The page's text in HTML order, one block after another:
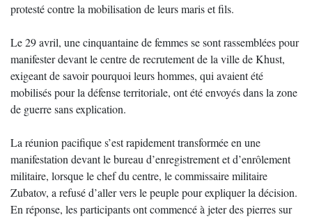
protesté contre la mobilisation de leurs maris et fils.
Le 29 avril, une cinquantaine de femmes se sont rassemblées pour
manifester devant le centre de recrutement de la ville de Khust,
exigeant de savoir pourquoi leurs hommes, qui avaient été
mobilisés pour la défense territoriale, ont été envoyés dans la zone
de guerre sans explication.
La réunion pacifique s’est rapidement transformée en une
manifestation devant le bureau d’enregistrement et d’enrôlement
militaire, lorsque le chef du centre, le commissaire militaire
Zubatov, a refusé d’aller vers le peuple pour expliquer la décision.
En réponse, les participants ont commencé à jeter des pierres sur